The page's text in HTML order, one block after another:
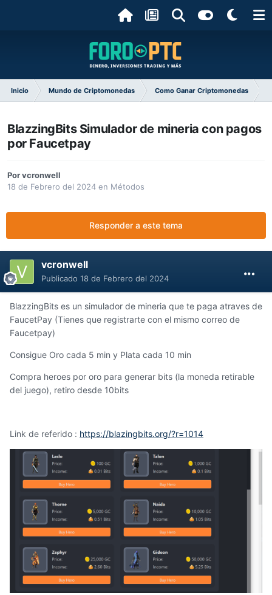
Inicio Mundo de Criptomonedas Como Ganar Criptomonedas
BlazzingBits Simulador de mineria con pagos
por Faucetpay
Porvcronwell
18 de Febrero del 2024 en Métodos
Responder a este tema
vcronwell
Publicado 18 de Febrero del 2024
BlazzingBits es un simulador de mineria que te paga atraves de
FaucetPay (Tienes que registrarte con el mismo correo de
Faucetpay)
Consigue Oro cada 5 min y Plata cada 10 min
Compra heroes por oro para generar bits (la moneda retirable
del juego), retiro desde 10bits
Link de referido : https://blazingbits.org/?r=1014